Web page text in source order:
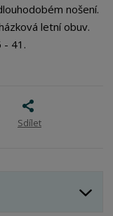
t
v
í
nošení.
letní obuv.
- 41.
Sdílet